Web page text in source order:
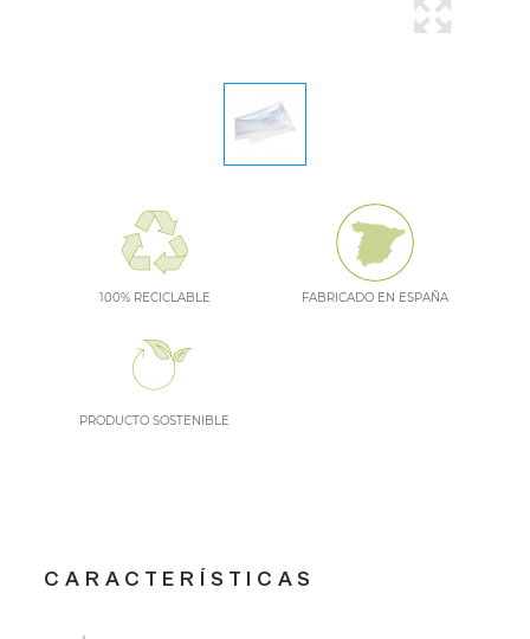
100% RECICLABLE FABRICADO EN ESPAÑA
PRODUCTO SOSTENIBLE
CARACTERÍSTICAS